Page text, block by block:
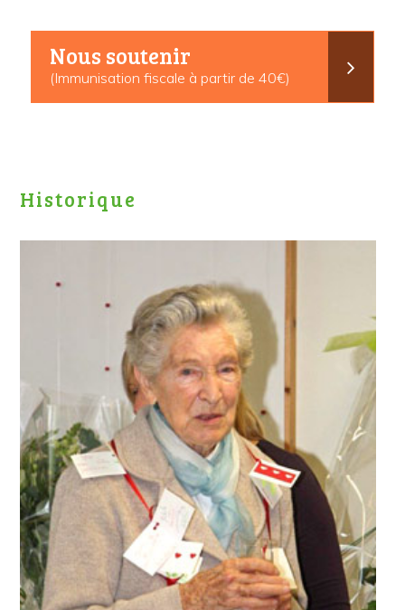
Nous soutenir
(Immunisation fiscale à partir de 40€)
Historique